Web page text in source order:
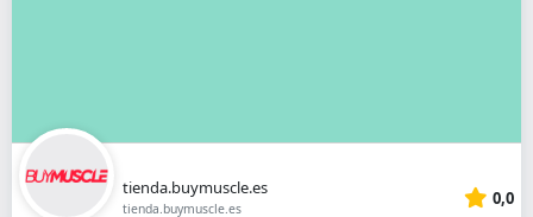
tienda.buymuscle.es
tienda.buymuscle.es 0,0